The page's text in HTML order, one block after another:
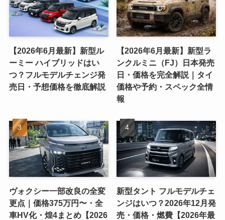
【2026年6月最新】新型ル
ーミー ハイブリッドはい
つ？フルモデルチェンジ発
売日・予想価格を徹底解説
【2026年6月最新】新型ラ
ンクルミニ（FJ）日本発売
日・価格を完全解説｜タイ
価格や予約・スペック全情
報
ヴォクシー一部改良の全変
更点｜価格375万円〜・全
車HV化・煌4まとめ【2026
新型タント フルモデルチェ
ンジはいつ？2026年12月発
売・価格・燃費【2026年最